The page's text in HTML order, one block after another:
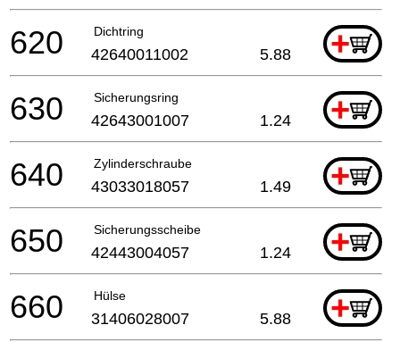
Dichtring +
620 42640011002 5.88
Sicherungsring +
630 42643001007 1.24
Zylinderschraube +
640 43033018057 1.49
Sicherungsscheibe +
650 42443004057 1.24
Hülse +
660 31406028007 5.88